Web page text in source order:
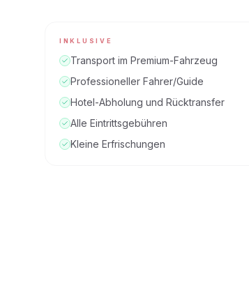
INKLUSIVE
Transport im Premium-Fahrzeug
Professioneller Fahrer/Guide
Hotel-Abholung und Rücktransfer
Alle Eintrittsgebühren
Kleine Erfrischungen